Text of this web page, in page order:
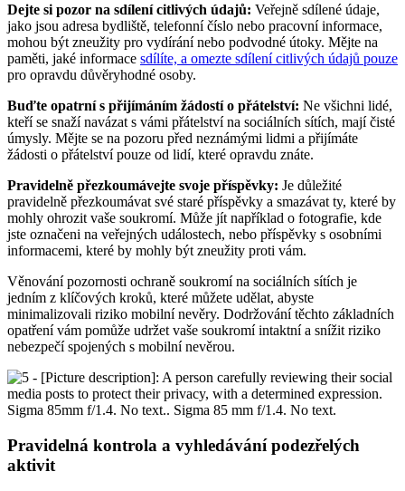
Dejte si pozor na sdílení citlivých údajů: Veřejně sdílené údaje,
jako jsou adresa bydliště, telefonní číslo nebo pracovní informace,
mohou být zneužity pro vydírání nebo podvodné útoky. Mějte na
paměti, jaké informace sdílíte, a omezte sdílení citlivých údajů pouze
pro opravdu důvěryhodné osoby.
Buďte opatrní s přijímáním žádostí o přátelství: Ne všichni lidé,
kteří se snaží navázat s vámi přátelství na sociálních sítích, mají čisté
úmysly. Mějte se na pozoru před neznámými lidmi a přijímáte
žádosti o přátelství pouze od lidí, které opravdu znáte.
Pravidelně přezkoumávejte svoje příspěvky: Je důležité
pravidelně přezkoumávat své staré příspěvky a smazávat ty, které by
mohly ohrozit vaše soukromí. Může jít například o fotografie, kde
jste označeni na veřejných událostech, nebo příspěvky s osobními
informacemi, které by mohly být zneužity proti vám.
Věnování pozornosti ochraně soukromí na sociálních sítích je
jedním z klíčových kroků, které můžete udělat, abyste
minimalizovali riziko mobilní nevěry. Dodržování těchto základních
opatření vám pomůže udržet vaše soukromí intaktní a snížit riziko
nebezpečí spojených s mobilní nevěrou.
Pravidelná kontrola a vyhledávání podezřelých
aktivit